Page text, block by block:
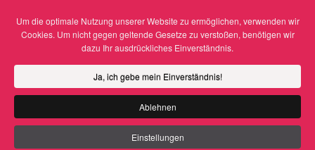
Um die optimale Nutzung unserer Website zu ermöglichen, verwenden wir
Cookies. Um nicht gegen geltende Gesetze zu verstoßen, benötigen wir
dazu Ihr ausdrückliches Einverständnis.
Ja, ich gebe mein Einverständnis!
Ablehnen
Einstellungen
Zum Hauptinhalt springen